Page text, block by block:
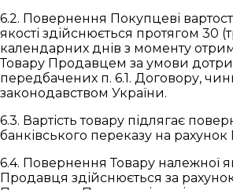
6.2. Повернення Покупцеві
якості здійснюється протягом 30
календарних днів з моменту
Товару Продавцем за умови
передбачених п. 6.1. Договору,
законодавством України.
6.3. Вартість товару підлягає
банківського переказу на
6.4. Повернення Товару належної
Продавця здійснюється за